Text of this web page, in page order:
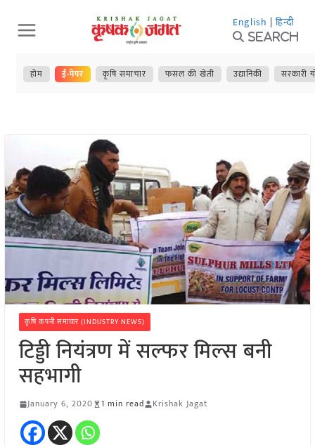
Skip
to
content
English | हिन्दी
Search
होम ई-पेपर कृषि समाचार फसल की खेती उद्यानिकी सरकारी
कृषि कंपनी समाचार (INDUSTRY NEWS)
टिड्डी नियंत्रण में सल्फर मिल्स बनी
सहभागी
January 6, 2020 1 min read Krishak Jagat